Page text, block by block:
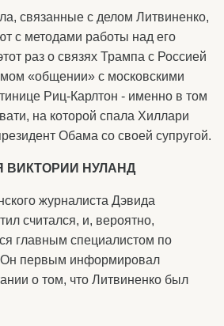
связанные с делом Литвиненко,
с методами работы над его
раз о связях Трампа с Россией
«общении» с московскими
Риц-Карлтон - именно в том
на которой спала Хиллари
Обама со своей супругой.
ВИКТОРИИ НУЛАНД
журналиста Дэвида
считался, и, вероятно,
главным специалистом по
Он первым информировал
о том, что Литвиненко был